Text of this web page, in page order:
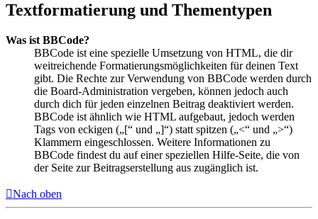
Textformatierung und Thementypen
Was ist BBCode?
BBCode ist eine spezielle Umsetzung von HTML, die dir
weitreichende Formatierungsmöglichkeiten für deinen Text
gibt. Die Rechte zur Verwendung von BBCode werden durch
die Board-Administration vergeben, können jedoch auch
durch dich für jeden einzelnen Beitrag deaktiviert werden.
BBCode ist ähnlich wie HTML aufgebaut, jedoch werden
Tags von eckigen („[“ und „]“) statt spitzen („<“ und „>“)
Klammern eingeschlossen. Weitere Informationen zu
BBCode findest du auf einer speziellen Hilfe-Seite, die von
der Seite zur Beitragserstellung aus zugänglich ist.
Nach oben